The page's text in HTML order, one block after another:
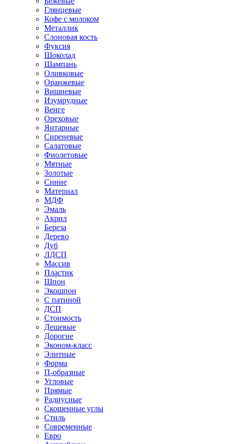
Глянцевые
Кофе с молоком
Металлик
Слоновая кость
Фуксия
Шоколад
Шампань
Оливковые
Оранжевые
Вишневые
Изумрудные
Венге
Ореховые
Янтарные
Сиреневые
Салатовые
Фиолетовые
Мятные
Золотые
Синие
Материал
МДФ
Эмаль
Акрил
Береза
Дерево
Дуб
ЛДСП
Массив
Пластик
Шпон
Экошпон
С патиной
ДСП
Стоимость
Дешевые
Дорогие
Эконом-класс
Элитные
Форма
П-образные
Угловые
Прямые
Радиусные
Скошенные углы
Стиль
Современные
Евро